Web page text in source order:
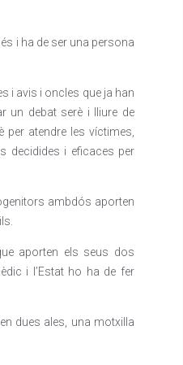
i ha de ser una persona
i avis i oncles que ja han
un debat serè i lliure de
atendre les víctimes,
decidides i eficaces per
ambdós aporten
aporten els seus dos
i l’Estat ho ha de fer
dues ales, una motxilla